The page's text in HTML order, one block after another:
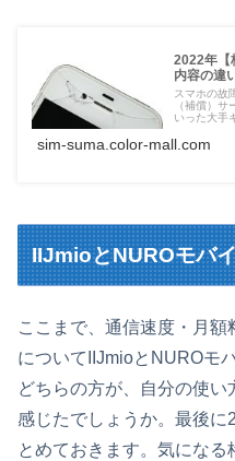
2022年【
内容の違
スマホの故
（補償）
いった大手
sim-suma.color-mall.com
IIJmioとNUROモバ
ここまで、通信速度・月
についてIIJmioとNUROモ
どちらの方が、自分の使
感じたでしょうか。最後に
とめておきます。気にな